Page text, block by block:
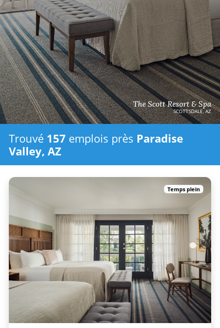
The Scott Resort & Spa
SCOTTSDALE, AZ
Trouvé 157 emplois près Paradise
Valley, AZ
Temps plein